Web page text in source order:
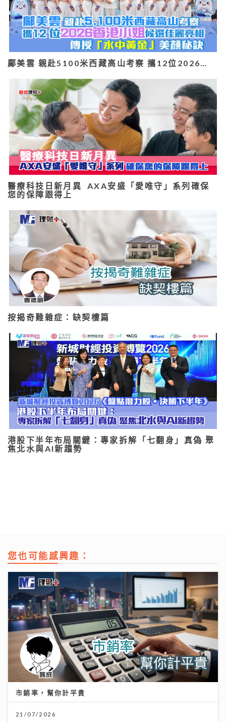
鄺美雲 親赴5100米西藏高山考察 攜12位2026…
醫療科技日新月異 AXA安盛「愛唯守」系列確保
您的保障跟得上
按揭奇難雜症：缺契樓篇
港股下半年布局關鍵：專家拆解「七翻身」真偽 聚
焦北水與AI新趨勢
您也可能感興趣：
市銷率，幫你計平貴
21/07/2026